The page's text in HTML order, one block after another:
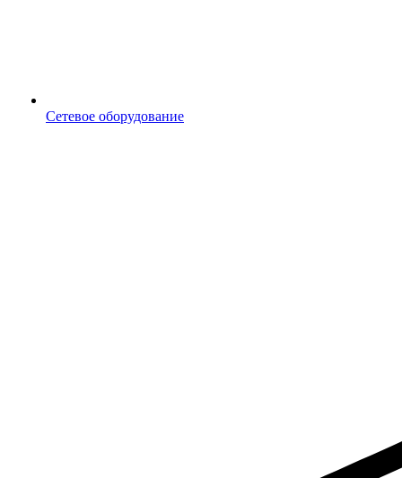
Сетевое оборудование